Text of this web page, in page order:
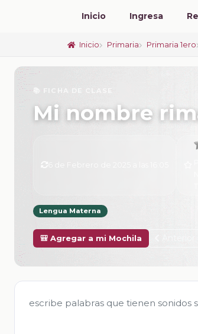
Inicio Ingresa
Inicio Primaria Primaria 1ero
📚 FICHA DE CLASE
Mi nombre
Lengua Materna
🎒 Agregar a mi Mochila
escribe palabras que tienen sonidos